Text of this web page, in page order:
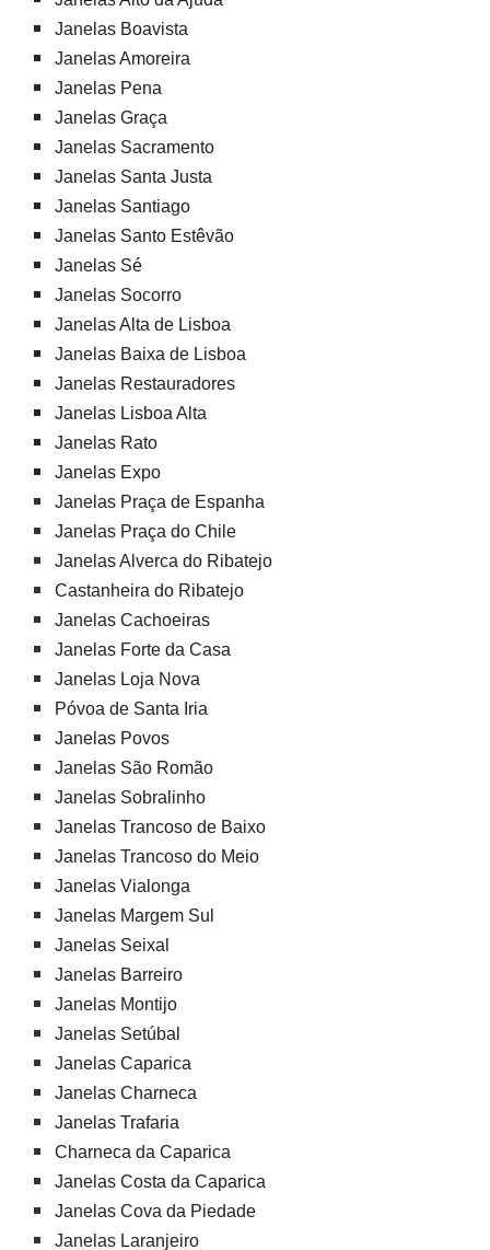
Janelas Boavista
Janelas Amoreira
Janelas Pena
Janelas Graça
Janelas Sacramento
Janelas Santa Justa
Janelas Santiago
Janelas Santo Estêvão
Janelas Sé
Janelas Socorro
Janelas Alta de Lisboa
Janelas Baixa de Lisboa
Janelas Restauradores
Janelas Lisboa Alta
Janelas Rato
Janelas Expo
Janelas Praça de Espanha
Janelas Praça do Chile
Janelas Alverca do Ribatejo
Castanheira do Ribatejo
Janelas Cachoeiras
Janelas Forte da Casa
Janelas Loja Nova
Póvoa de Santa Iria
Janelas Povos
Janelas São Romão
Janelas Sobralinho
Janelas Trancoso de Baixo
Janelas Trancoso do Meio
Janelas Vialonga
Janelas Margem Sul
Janelas Seixal
Janelas Barreiro
Janelas Montijo
Janelas Setúbal
Janelas Caparica
Janelas Charneca
Janelas Trafaria
Charneca da Caparica
Janelas Costa da Caparica
Janelas Cova da Piedade
Janelas Laranjeiro